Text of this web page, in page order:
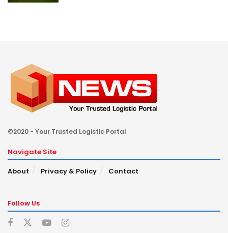
©2020 - Your Trusted Logistic Portal
Navigate Site
About
Privacy & Policy Contact
Follow Us